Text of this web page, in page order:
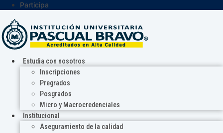
Participa
Estudia con nosotros
Inscripciones
Pregrados
Posgrados
Micro y Macrocredenciales
Institucional
Aseguramiento de la calidad